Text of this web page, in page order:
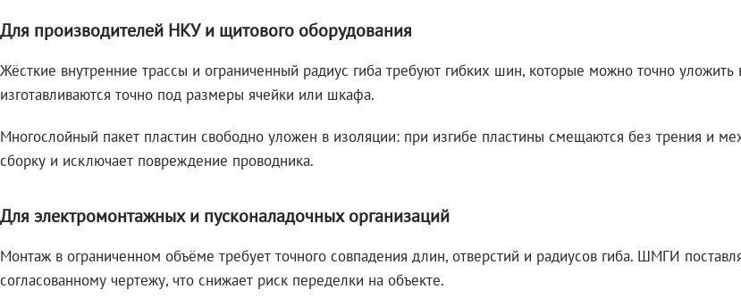
Для производителей НКУ и щитового оборудования
Жёсткие внутренние трассы и ограниченный радиус гиба требуют гибких шин, которые можно точно
изготавливаются точно под размеры ячейки или шкафа.
Многослойный пакет пластин свободно уложен в изоляции: при изгибе пластины смещаются без трения и
сборку и исключает повреждение проводника.
Для электромонтажных и пусконаладочных организаций
Монтаж в ограниченном объёме требует точного совпадения длин, отверстий и радиусов гиба. ШМГИ
согласованному чертежу, что снижает риск переделки на объекте.